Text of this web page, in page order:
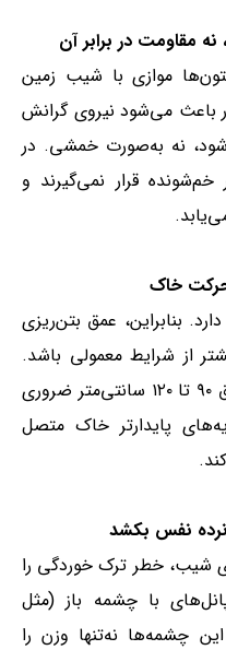
مقاومت در برابر آن
موازی با شیب زمین
باعث می‌شود نیروی گرانش
نه به‌صورت خمشی. در
قرار نمی‌گیرند و
حرکت خاک
بنابراین، عمق بتن‌ریزی
۳۰ درصد بیشتر از شرایط معمولی باشد.
برای شیب‌های بالای ۱۵ درجه، عمق ۹۰ تا ۱۲۰ سانتی‌متر ضروری
پایدارتر خاک متصل
نرده نفس بکشد
شیب، خطر ترک خوردگی را
با چشمه باز (مثل
این چشمه‌ها نه‌تنها وزن را